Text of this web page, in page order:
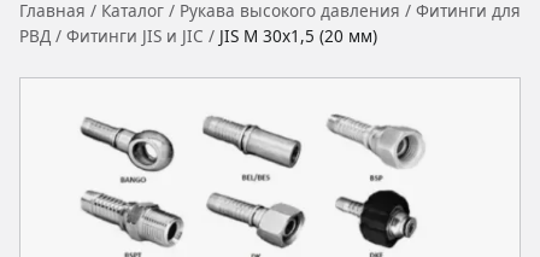
Главная / Каталог / Рукава высокого давления / Фитинги для
РВД / Фитинги JIS и JIC / JIS М 30х1,5 (20 мм)